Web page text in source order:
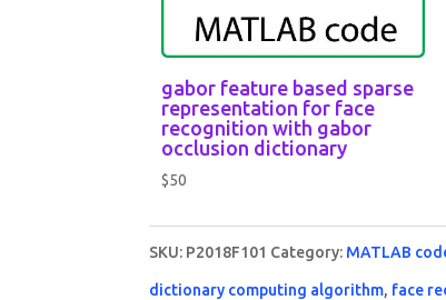
gabor feature based sparse
representation for face
recognition with gabor
occlusion dictionary
$50
SKU: P2018F101 Category: MATLAB
dictionary computing algorithm, face